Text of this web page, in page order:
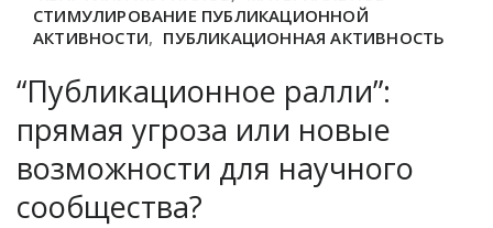
СТИМУЛИРОВАНИЕ ПУБЛИКАЦИОННОЙ
АКТИВНОСТИ, ПУБЛИКАЦИОННАЯ АКТИВНОСТЬ
“Публикационное ралли”:
прямая угроза или новые
возможности для научного
сообщества?